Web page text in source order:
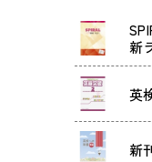
新
英
新